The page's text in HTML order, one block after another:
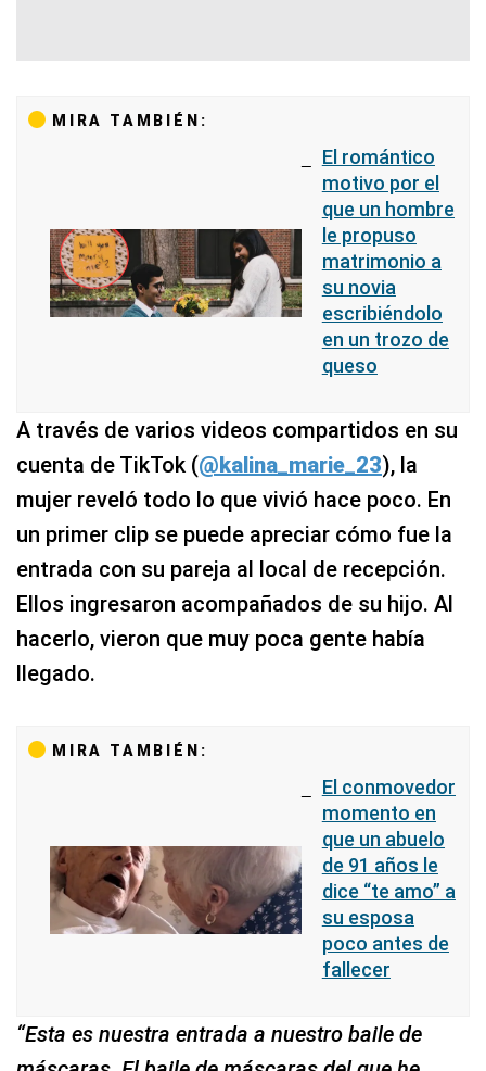
MIRA TAMBIÉN:
El romántico
motivo por el
que un hombre
le propuso
matrimonio a
su novia
escribiéndolo
en un trozo de
queso
A través de varios videos compartidos en su
cuenta de TikTok (@kalina_marie_23), la
mujer reveló todo lo que vivió hace poco. En
un primer clip se puede apreciar cómo fue la
entrada con su pareja al local de recepción.
Ellos ingresaron acompañados de su hijo. Al
hacerlo, vieron que muy poca gente había
llegado.
MIRA TAMBIÉN:
El conmovedor
momento en
que un abuelo
de 91 años le
dice “te amo” a
su esposa
poco antes de
fallecer
“Esta es nuestra entrada a nuestro baile de